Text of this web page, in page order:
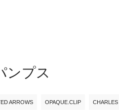
ンプス
ARROWS OPAQUE.CLIP CHARLES